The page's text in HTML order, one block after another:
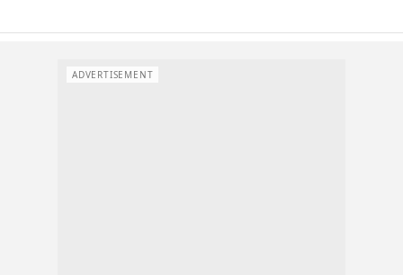
ADVERTISEMENT